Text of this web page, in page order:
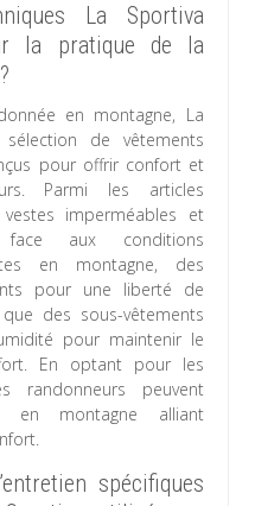
La Sportiva
la pratique de la
en montagne, La
de vêtements
pour offrir confort et
Parmi les articles
imperméables et
aux conditions
en montagne, des
pour une liberté de
des sous-vêtements
pour maintenir le
En optant pour les
randonneurs peuvent
en montagne alliant
spécifiques